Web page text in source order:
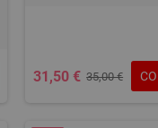
31,50 € 35,00 €